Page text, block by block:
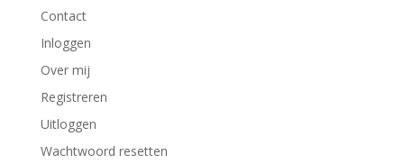
Contact
Inloggen
Over mij
Registreren
Uitloggen
Wachtwoord resetten